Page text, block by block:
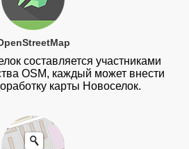
составляется участниками
OSM, каждый может внести
карты Новоселок.